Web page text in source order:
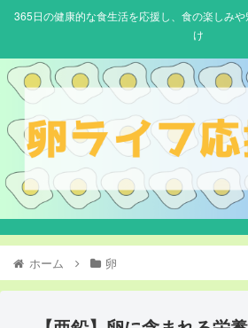
365日の健康的な食生活を応援し、食の楽しみ
け
ホーム 卵